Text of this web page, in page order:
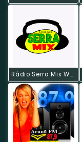
Rádio Serra Mix Web